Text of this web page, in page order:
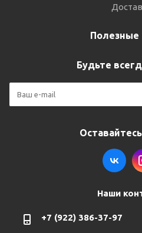
Полезные
Будьте
Наши
+7 (922) 386-37-97